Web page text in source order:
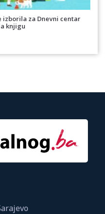
izborila za Dnevni centar
knjigu